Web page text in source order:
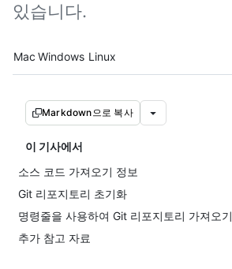
있습니다.
Platform navigation
Mac Windows Linux
Markdown으로 복사
이 기사에서
소스 코드 가져오기 정보
Git 리포지토리 초기화
명령줄을 사용하여 Git 리포지토리 가져오기
추가 참고 자료